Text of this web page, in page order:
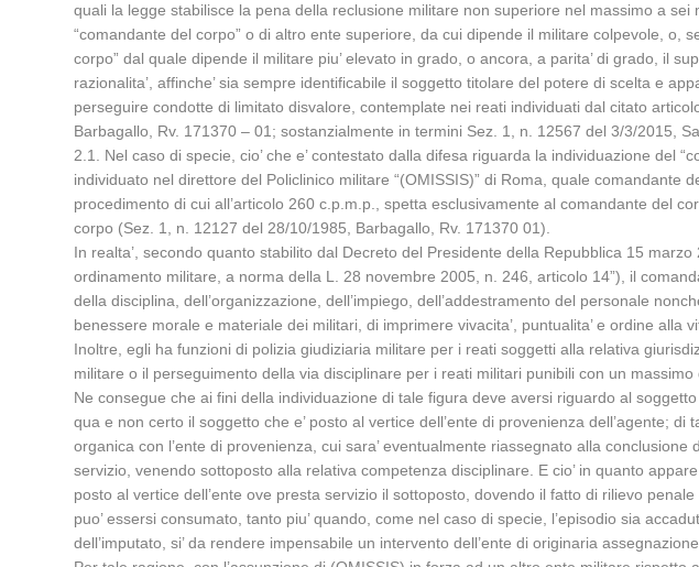
quali la legge stabilisce la pena della reclusione militare non superiore nel massimo a
“comandante del corpo” o di altro ente superiore, da cui dipende il militare colpevole, o,
corpo” dal quale dipende il militare piu’ elevato in grado, o ancora, a parita’ di grado, il
razionalita’, affinche’ sia sempre identificabile il soggetto titolare del potere di scelta e
perseguire condotte di limitato disvalore, contemplate nei reati individuati dal citato
Barbagallo, Rv. 171370 – 01; sostanzialmente in termini Sez. 1, n. 12567 del 3/3/2015,
2.1. Nel caso di specie, cio’ che e’ contestato dalla difesa riguarda la individuazione del
individuato nel direttore del Policlinico militare “(OMISSIS)” di Roma, quale comandante
procedimento di cui all’articolo 260 c.p.m.p., spetta esclusivamente al comandante del
corpo (Sez. 1, n. 12127 del 28/10/1985, Barbagallo, Rv. 171370 01).
In realta’, secondo quanto stabilito dal Decreto del Presidente della Repubblica 15
ordinamento militare, a norma della L. 28 novembre 2005, n. 246, articolo 14”), il
della disciplina, dell’organizzazione, dell’impiego, dell’addestramento del personale
benessere morale e materiale dei militari, di imprimere vivacita’, puntualita’ e ordine alla
Inoltre, egli ha funzioni di polizia giudiziaria militare per i reati soggetti alla relativa
militare o il perseguimento della via disciplinare per i reati militari punibili con un massimo
Ne consegue che ai fini della individuazione di tale figura deve aversi riguardo al
qua e non certo il soggetto che e’ posto al vertice dell’ente di provenienza dell’agente;
organica con l’ente di provenienza, cui sara’ eventualmente riassegnato alla
servizio, venendo sottoposto alla relativa competenza disciplinare. E cio’ in quanto
posto al vertice dell’ente ove presta servizio il sottoposto, dovendo il fatto di rilievo
puo’ essersi consumato, tanto piu’ quando, come nel caso di specie, l’episodio sia
dell’imputato, si’ da rendere impensabile un intervento dell’ente di originaria